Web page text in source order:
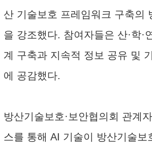
산 기술보호 프레임워크 구축의
을 강조했다. 참여자들은 산·학·
계 구축과 지속적 정보 공유 및
에 공감했다.
방산기술보호·보안협의회 관계
스를 통해 AI 기술이 방산기술보